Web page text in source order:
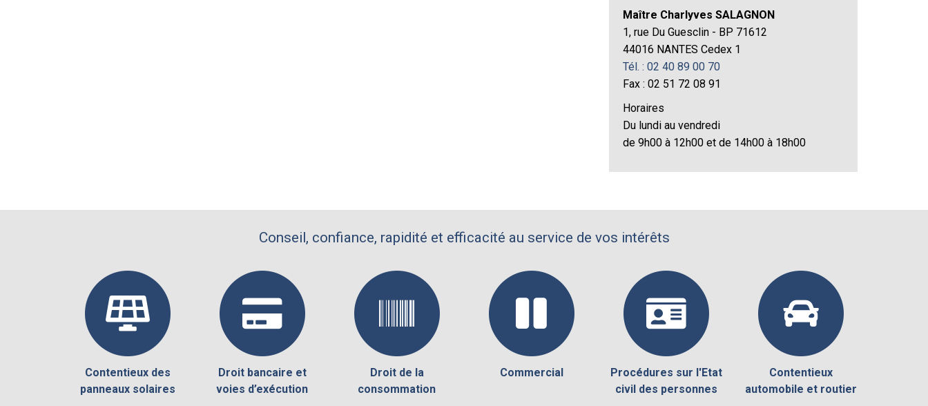
Maître Charlyves SALAGNON
1, rue Du Guesclin - BP 71612
44016 NANTES Cedex 1
Tél. : 02 40 89 00 70
Fax : 02 51 72 08 91
Horaires
Du lundi au vendredi
de 9h00 à 12h00 et de 14h00 à 18h00
Conseil, confiance, rapidité et efficacité au service de vos intérêts
Contentieux des
panneaux solaires
Droit bancaire et
voies d’exécution
Droit de la
consommation
Commercial
Procédures sur l'Etat
civil des personnes
Contentieux
automobile et routier